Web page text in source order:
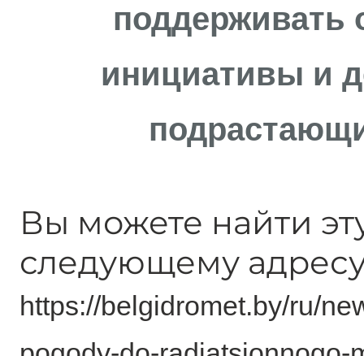
поддерживать
инициативы и
Вы можете найти
следующему
https://belgidromet.by/ru/